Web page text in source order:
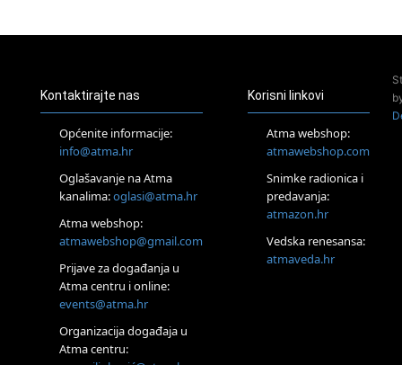
Pjesma srca / Zagreb
Tečaj Višeg Vodstva, razvijanja intuicije i Akaša zapisa
Online
Upisi u program Profesionalni hipnoterapeut — nova
Online
Postanite Nositelj Vibracije Nove Zemlje
Visoko
Alemka Dauskardt – Jednodnevna radionica sistemskih
konstelacija
Kontaktirajte nas
Općenite informacije:
info@atma.hr
Oglašavanje na Atma
kanalima:oglasi@atma.hr
Atma webshop:
atmawebshop@gmail.com
Prijave za događanja u
Atma centru i online:
events@atma.hr
Organizacija događaja u
Atma centru:
Korisni linkovi
Atma webshop:
atmawebshop.com
Snimke radionica i
predavanja:
atmazon.hr
Vedska renesansa:
atmaveda.hr